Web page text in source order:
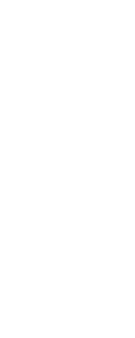
炒白芍、阿膠及
炙黃芪有益氣補